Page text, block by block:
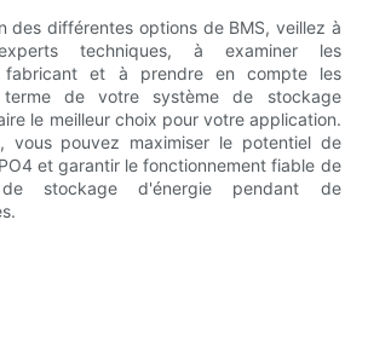
des différentes options de BMS, veillez à
techniques, à examiner les
fabricant et à prendre en compte les
de votre système de stockage
le meilleur choix pour votre application.
vous pouvez maximiser le potentiel de
et garantir le fonctionnement fiable de
stockage d'énergie pendant de